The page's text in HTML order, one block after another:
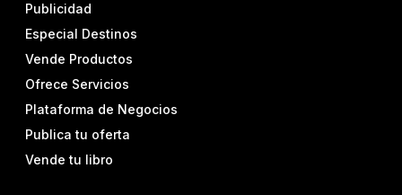
Publicidad
Especial Destinos
Vende Productos
Ofrece Servicios
Plataforma de Negocios
Publica tu oferta
Vende tu libro